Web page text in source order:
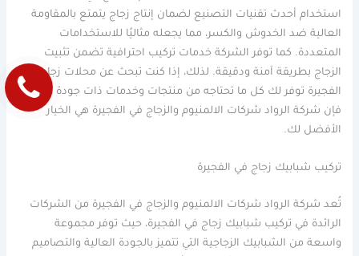
استخدام أحدث تقنيات التصنيع لضمان إنتاج زجاج يتمتع بالمقاومة
العالية ضد الخدوش والكسر، مما يجعله مثاليًا للاستخدامات
المتعددة. كما توفر الشركة خدمات تركيب احترافية تضمن تثبيت
الزجاج بطريقة آمنة ودقيقة. لذلك، إذا كنت تبحث عن محلات زجاج في
الفجيرة توفر لك كل ما تحتاجه من منتجات وخدمات ذات جودة عالية،
فإن شركة الرواد شركات الالمنيوم والزجاج في الفجيرة هي الخيار
الأفضل لك.
تركيب شبابيك زجاج في الفجيرة
تُعد شركة الرواد شركات الالمنيوم والزجاج في الفجيرة من الشركات
الرائدة في تركيب شبابيك زجاج في الفجيرة، حيث توفر مجموعة
واسعة من الشبابيك الزجاجية التي تتميز بالجودة العالية والتصاميم